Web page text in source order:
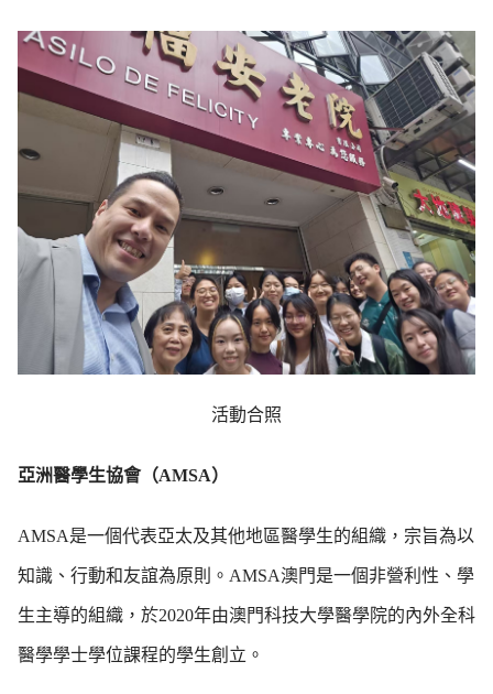
活動合照
亞洲醫學生協會（AMSA）
AMSA是一個代表亞太及其他地區醫學生的組織，宗旨為以
知識、行動和友誼為原則。AMSA澳門是一個非營利性、學
生主導的組織，於2020年由澳門科技大學醫學院的內外全科
醫學學士學位課程的學生創立。